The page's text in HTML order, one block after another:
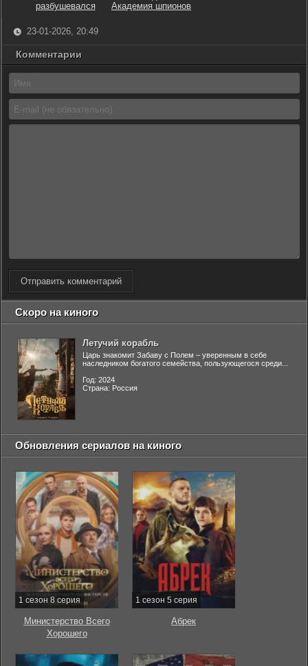
разбушевался
Академия шпионов
23-01-2026, 20:49
Комментарии
Отправить комментарий
Скоро на киного
Летучий корабль
Царь знакомит Забаву с Полем – уверенным в себе
наследником богатого семейства, пользующегося среди...
Год: 2024
Страна: Россия
Обновления сериалов на киного
1 сезон 8 серия
Министерство Всего
Хорошего
1 сезон 5 серия
Абрек